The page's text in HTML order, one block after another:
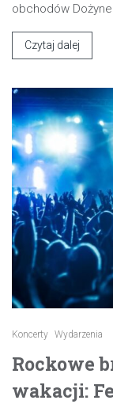
obchodów
Czytaj dalej
Koncerty Wydarzenia
Rockowe
wakacji: